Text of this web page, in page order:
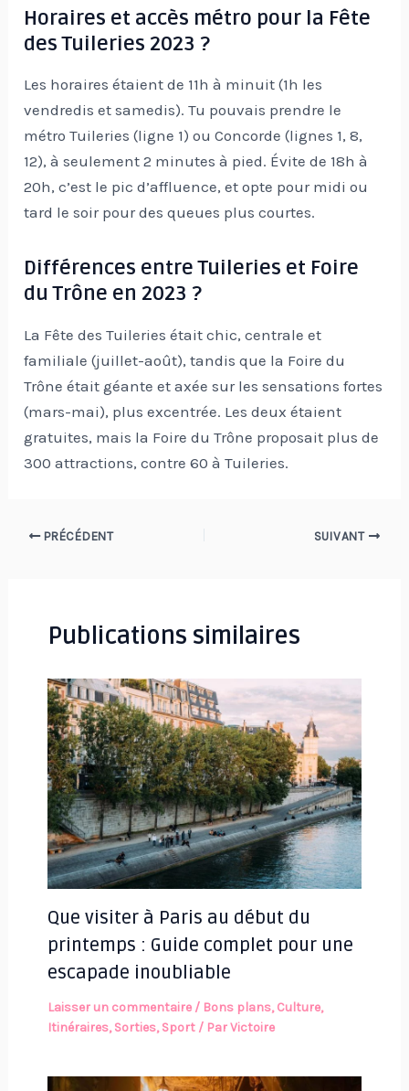
Horaires et accès métro pour la Fête
des Tuileries 2023 ?
Les horaires étaient de 11h à minuit (1h les
vendredis et samedis). Tu pouvais prendre le
métro Tuileries (ligne 1) ou Concorde (lignes 1, 8,
12), à seulement 2 minutes à pied. Évite de 18h à
20h, c’est le pic d’affluence, et opte pour midi ou
tard le soir pour des queues plus courtes.
Différences entre Tuileries et Foire
du Trône en 2023 ?
La Fête des Tuileries était chic, centrale et
familiale (juillet-août), tandis que la Foire du
Trône était géante et axée sur les sensations fortes
(mars-mai), plus excentrée. Les deux étaient
gratuites, mais la Foire du Trône proposait plus de
300 attractions, contre 60 à Tuileries.
Navigation
PRÉCÉDENT SUIVANT
Publications similaires
Que visiter à Paris au début du
printemps : Guide complet pour une
escapade inoubliable
Laisser un commentaire / Bons plans,Culture,
Itinéraires,Sorties,Sport/ ParVictoire